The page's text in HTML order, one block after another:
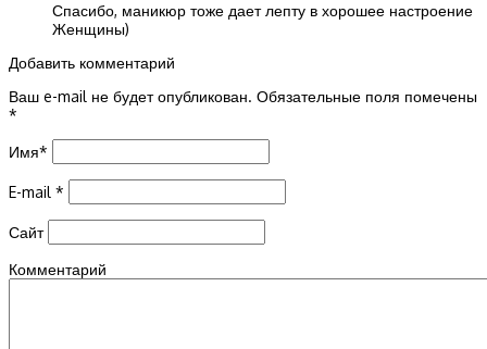
Спасибо, маникюр тоже дает лепту в хорошее настроение
Женщины)
Добавить комментарий
Ваш e-mail не будет опубликован. Обязательные поля помечены
*
Имя*
E-mail *
Сайт
Комментарий